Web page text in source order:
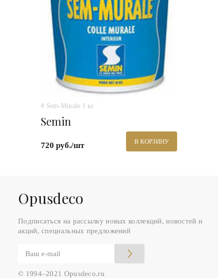
# Sem-Murale 1 кг.
Semin
720 руб./шт В КОРЗИНУ
Оpusdeco
Подписаться на рассылку новых коллекций, новостей и
акций, специальных предложений
© 1994–2021 Opusdeco.ru